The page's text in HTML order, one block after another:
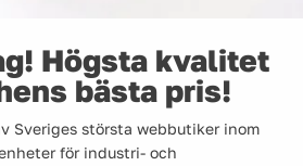
Högsta kvalitet
bästa pris!
Sveriges största webbutiker inom
för industri- och